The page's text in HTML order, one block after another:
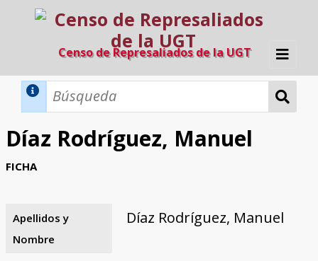
Censo de Represaliados de la UGT
Inicio
Búsqueda Dinámica
Búsqueda Avanzada
Razones y objetivos
El equipo
Colaboradores
Fuentes documentales
Díaz Rodríguez, Manuel
FICHA
Apellidos y
Nombre
Díaz Rodríguez, Manuel